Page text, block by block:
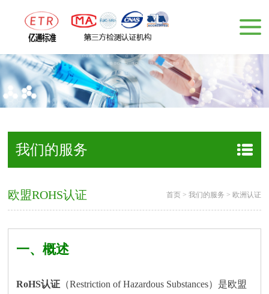
我们的服务
欧盟ROHS认证 首页> 我们的服务 > 欧洲认证
一、概述
RoHS认证 （Restriction of Hazardous Substances）是欧盟